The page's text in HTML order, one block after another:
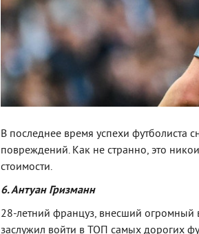
В последнее время успехи футболиста
повреждений. Как не странно, это
стоимости.
6. Антуан Гризманн
28-летний француз, внесший огромный
заслужил войти в ТОП самых дорогих